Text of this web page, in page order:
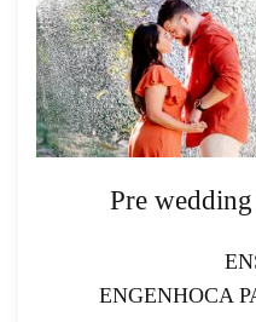
Pre
ENGENHOCA